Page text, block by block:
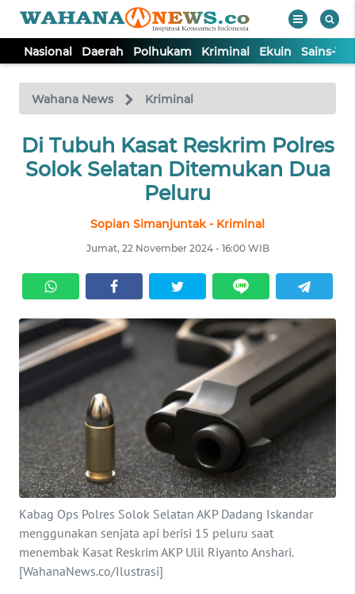
Nasional Daerah Polhukam Kriminal Ekuin Sains-
Wahana News Kriminal
Di Tubuh Kasat Reskrim Polres
Solok Selatan Ditemukan Dua
Peluru
Sopian Simanjuntak - Kriminal
Jumat, 22 November 2024 - 16:00 WIB
Kabag Ops Polres Solok Selatan AKP Dadang Iskandar
menggunakan senjata api berisi 15 peluru saat
menembak Kasat Reskrim AKP Ulil Riyanto Anshari.
[WahanaNews.co/Ilustrasi]
TV
Tutup
NASIONAL
KRIMINAL
EKUIN
SAINS-TEKNO
KESEHATAN
INTERNASIONAL
SERBA-SERBI
PENDIDIKAN